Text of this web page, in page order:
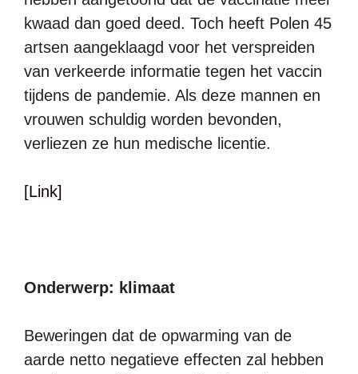
kwaad dan goed deed. Toch heeft Polen 45
artsen aangeklaagd voor het verspreiden
van verkeerde informatie tegen het vaccin
tijdens de pandemie. Als deze mannen en
vrouwen schuldig worden bevonden,
verliezen ze hun medische licentie.
[Link]
Onderwerp: klimaat
Beweringen dat de opwarming van de
aarde netto negatieve effecten zal hebben